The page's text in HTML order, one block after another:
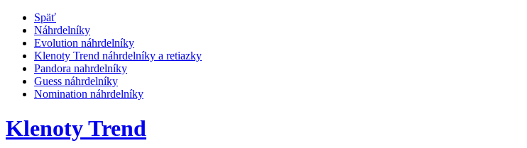
Späť
Náhrdelníky
Evolution náhrdelníky
Klenoty Trend náhrdelníky a retiazky
Pandora nahrdelníky
Guess náhrdelníky
Nomination náhrdelníky
Klenoty Trend